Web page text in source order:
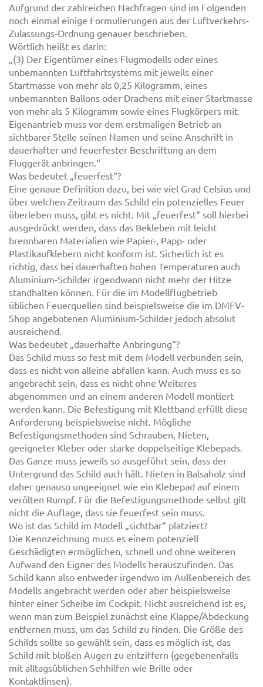
Aufgrund der zahlreichen Nachfragen sind im Folgenden
noch einmal einige Formulierungen aus der Luftverkehrs-
Zulassungs-Ordnung genauer beschrieben.
Wörtlich heißt es darin:
„(3) Der Eigentümer eines Flugmodells oder eines
unbemannten Luftfahrtsystems mit jeweils einer
Startmasse von mehr als 0,25 Kilogramm, eines
unbemannten Ballons oder Drachens mit einer Startmasse
von mehr als 5 Kilogramm sowie eines Flugkörpers mit
Eigenantrieb muss vor dem erstmaligen Betrieb an
sichtbarer Stelle seinen Namen und seine Anschrift in
dauerhafter und feuerfester Beschriftung an dem
Fluggerät anbringen.“
Was bedeutet „feuerfest“?
Eine genaue Definition dazu, bei wie viel Grad Celsius und
über welchen Zeitraum das Schild ein potenzielles Feuer
überleben muss, gibt es nicht. Mit „feuerfest“ soll hierbei
ausgedrückt werden, dass das Bekleben mit leicht
brennbaren Materialien wie Papier-, Papp- oder
Plastikaufklebern nicht konform ist. Sicherlich ist es
richtig, dass bei dauerhaften hohen Temperaturen auch
Aluminium-Schilder irgendwann nicht mehr der Hitze
standhalten können. Für die im Modellflugbetrieb
üblichen Feuerquellen sind beispielsweise die im DMFV-
Shop angebotenen Aluminium-Schilder jedoch absolut
ausreichend.
Was bedeutet „dauerhafte Anbringung“?
Das Schild muss so fest mit dem Modell verbunden sein,
dass es nicht von alleine abfallen kann. Auch muss es so
angebracht sein, dass es nicht ohne Weiteres
abgenommen und an einem anderen Modell montiert
werden kann. Die Befestigung mit Klettband erfüllt diese
Anforderung beispielsweise nicht. Mögliche
Befestigungsmethoden sind Schrauben, Nieten,
geeigneter Kleber oder starke doppelseitige Klebepads.
Das Ganze muss jeweils so ausgeführt sein, dass der
Untergrund das Schild auch hält. Nieten in Balsaholz sind
daher genauso ungeeignet wie ein Klebepad auf einem
verölten Rumpf. Für die Befestigungsmethode selbst gilt
nicht die Auflage, dass sie feuerfest sein muss.
Wo ist das Schild im Modell „sichtbar“ platziert?
Die Kennzeichnung muss es einem potenziell
Geschädigten ermöglichen, schnell und ohne weiteren
Aufwand den Eigner des Modells herauszufinden. Das
Schild kann also entweder irgendwo im Außenbereich des
Modells angebracht werden oder aber beispielsweise
hinter einer Scheibe im Cockpit. Nicht ausreichend ist es,
wenn man zum Beispiel zunächst eine Klappe/Abdeckung
entfernen muss, um das Schild zu finden. Die Größe des
Schilds sollte so gewählt sein, dass es möglich ist, das
Schild mit bloßen Augen zu entziffern (gegebenenfalls
mit alltagsüblichen Sehhilfen wie Brille oder
Kontaktlinsen).